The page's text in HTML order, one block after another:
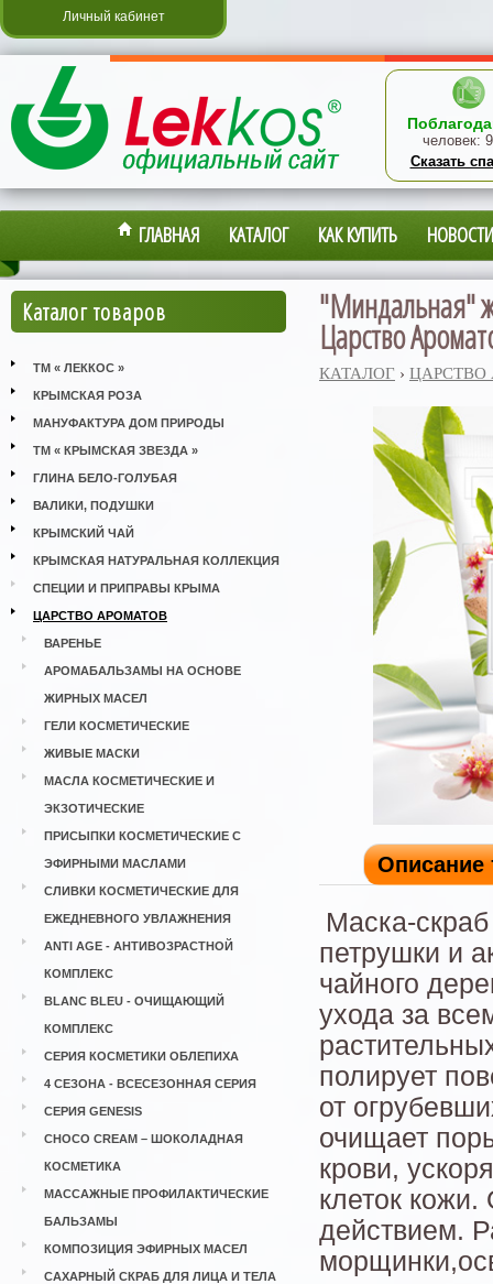
Личный кабинет
человек:
Сказать
ГЛАВНАЯ КАТАЛОГ КАК КУПИТЬ НОВОСТИ
Каталог товаров
ТМ « ЛЕККОС »
КРЫМСКАЯ РОЗА
МАНУФАКТУРА ДОМ ПРИРОДЫ
ТМ « КРЫМСКАЯ ЗВЕЗДА »
ГЛИНА БЕЛО-ГОЛУБАЯ
ВАЛИКИ, ПОДУШКИ
КРЫМСКИЙ ЧАЙ
КРЫМСКАЯ НАТУРАЛЬНАЯ КОЛЛЕКЦИЯ
СПЕЦИИ И ПРИПРАВЫ КРЫМА
ЦАРСТВО АРОМАТОВ
ВАРЕНЬЕ
АРОМАБАЛЬЗАМЫ НА ОСНОВЕ
ЖИРНЫХ МАСЕЛ
ГЕЛИ КОСМЕТИЧЕСКИЕ
ЖИВЫЕ МАСКИ
МАСЛА КОСМЕТИЧЕСКИЕ И
ЭКЗОТИЧЕСКИЕ
ПРИСЫПКИ КОСМЕТИЧЕСКИЕ С
ЭФИРНЫМИ МАСЛАМИ
СЛИВКИ КОСМЕТИЧЕСКИЕ ДЛЯ
ЕЖЕДНЕВНОГО УВЛАЖНЕНИЯ
ANTI AGE - АНТИВОЗРАСТНОЙ
КОМПЛЕКС
BLANC BLEU - ОЧИЩАЮЩИЙ
КОМПЛЕКС
СЕРИЯ КОСМЕТИКИ ОБЛЕПИХА
4 СЕЗОНА - ВСЕСЕЗОННАЯ СЕРИЯ
СЕРИЯ GENESIS
CHOCO CREAM – ШОКОЛАДНАЯ
КОСМЕТИКА
МАССАЖНЫЕ ПРОФИЛАКТИЧЕСКИЕ
БАЛЬЗАМЫ
КОМПОЗИЦИЯ ЭФИРНЫХ МАСЕЛ
САХАРНЫЙ СКРАБ ДЛЯ ЛИЦА И ТЕЛА
"Миндальная"
Царство
КАТАЛОГ › ЦАРСТВО
Описание
Маска-
петрушки и
чайного
ухода за
полирует
от
очищает
крови,
клеток
действием.